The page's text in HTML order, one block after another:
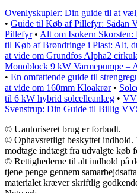
Ovenlyskupler: Din guide til at
• Guide til Køb af Pillefyr: Sådan
Pillefyr• Alt om Isokern
til Køb af Brøndringe i Plast: Alt,
at vide om Grundfos Alpha2
Monoblock 9 kW Varmepumpe –
• En omfattende guide til
at vide om 160mm Kloakrør•
til 6 kW hybrid solcelleanlæg •
Svenstrup: Din Guide til Billig
© Uautoriseret brug er forbudt.
© Ophavsretligt beskyttet indhold.
modtage indtægt fra udvalgte køb
© Rettighederne til alt indhold på
tjene penge gennem
materialet kræver skriftlig